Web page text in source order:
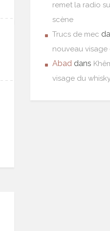
remet la radio
scène
Trucs de mec
nouveau visage
Abad dans
visage du